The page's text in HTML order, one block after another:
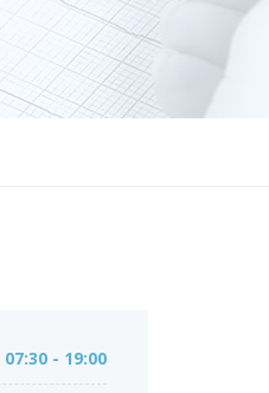
07:30 - 19:00